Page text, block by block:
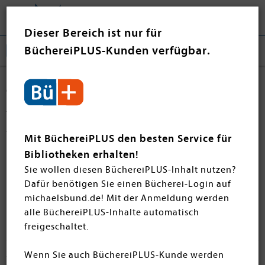
Dieser Bereich ist nur für
BüchereiPLUS-Kunden verfügbar.
Mit BüchereiPLUS den besten Service für
Bibliotheken erhalten!
Sie wollen diesen BüchereiPLUS-Inhalt nutzen?
Dafür benötigen Sie einen Bücherei-Login auf
michaelsbund.de! Mit der Anmeldung werden
alle BüchereiPLUS-Inhalte automatisch
freigeschaltet.
Wenn Sie auch BüchereiPLUS-Kunde werden
Jugendbücher
Tauchen Sie ein in die faszinierende Welt der
Jugendbücher der monatlichen Neuheiten! Wir
präsentieren fesselnden Fantasy-Abenteuern,
romantische Liebesgeschichten bis hin zu
nervenaufreibenden Thrillern. Viel Spaß beim Stöbern
in unseren Jugendbuch-Highlights!
Filtern
29 Artikel